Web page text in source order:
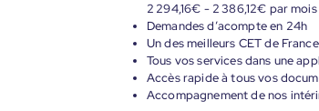
2 294,16€ - 2 386,12€ par mois
Demandes d’acompte en 24h
Un des meilleurs CET de
Tous vos services dans une
Accès rapide à tous vos
Accompagnement de nos